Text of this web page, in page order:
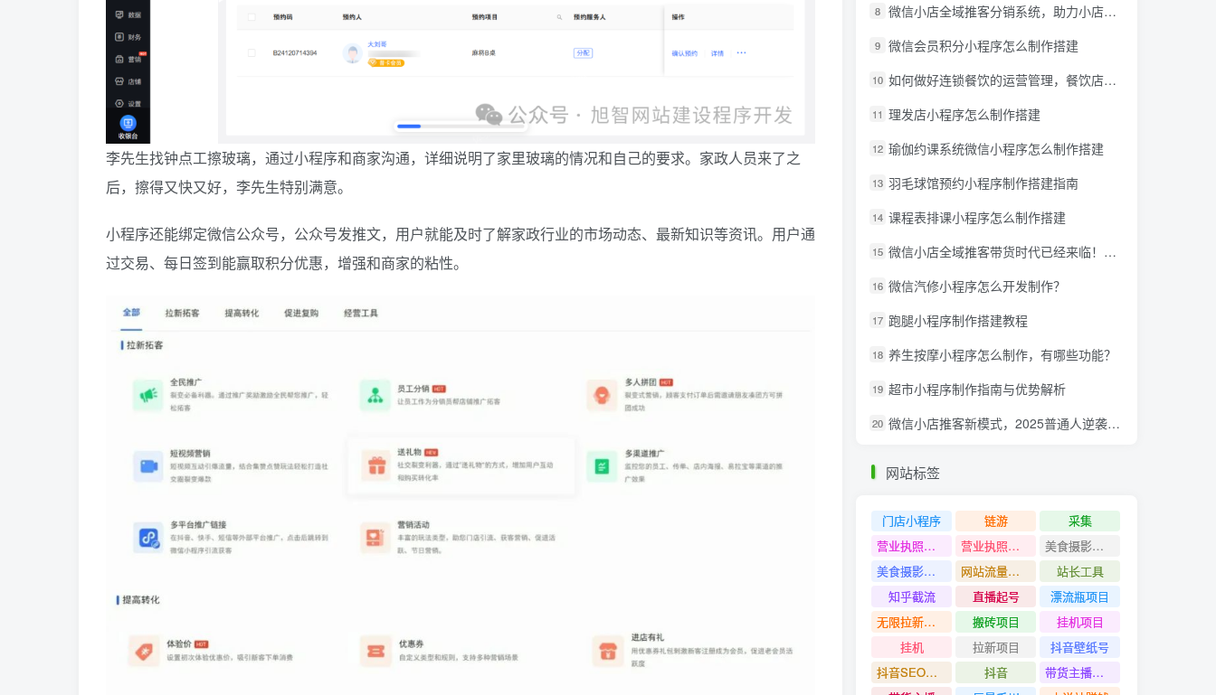
李先生找钟点工擦玻璃，通过小程序和商家沟通，详细说明了家里玻璃的情况和自己的要求。家政人员来了之
后，擦得又快又好，李先生特别满意。
小程序还能绑定微信公众号，公众号发推文，用户就能及时了解家政行业的市场动态、最新知识等资讯。用户通
过交易、每日签到能赢取积分优惠，增强和商家的粘性。
8 微信小店全域推客分销系统，助力小店商家达人创作者抢占万亿蓝海市场！
9 微信会员积分小程序怎么制作搭建
10 如何做好连锁餐饮的运营管理，餐饮店小程序需要什么功能?
11 理发店小程序怎么制作搭建
12 瑜伽约课系统微信小程序怎么制作搭建
13 羽毛球馆预约小程序制作搭建指南
14 课程表排课小程序怎么制作搭建
15 微信小店全域推客带货时代已经来临！微信推客分享系统助力抢夺红利！
16 微信汽修小程序怎么开发制作？
17 跑腿小程序制作搭建教程
18 养生按摩小程序怎么制作，有哪些功能？
19 超市小程序制作指南与优势解析
20 微信小店推客新模式，2025普通人逆袭的亿级财富新风口
网站标签
门店小程序 链游
采集
营业执照注销教程
营业执照出证教程
美食摄影课程
美食摄影教程
网站流量赚钱
站长工具
知乎截流
直播起号
漂流瓶项目
无限拉新项目
搬砖项目
挂机项目
挂机
拉新项目
抖音壁纸号
抖音SEO技术
抖音
带货主播创造营